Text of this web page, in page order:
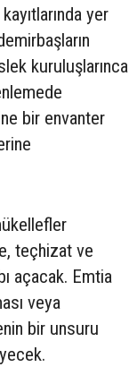
yer
kuruluşlarınca
bir envanter
teçhizat ve
açacak. Emtia
veya
bir unsuru